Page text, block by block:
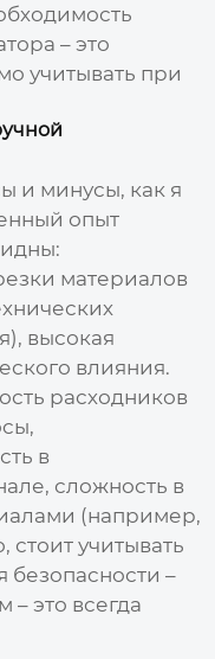
– это
учитывать при
и минусы, как я
опыт
материалов
высокая
влияния.
расходников
в
сложность в
(например,
стоит учитывать
безопасности –
это всегда